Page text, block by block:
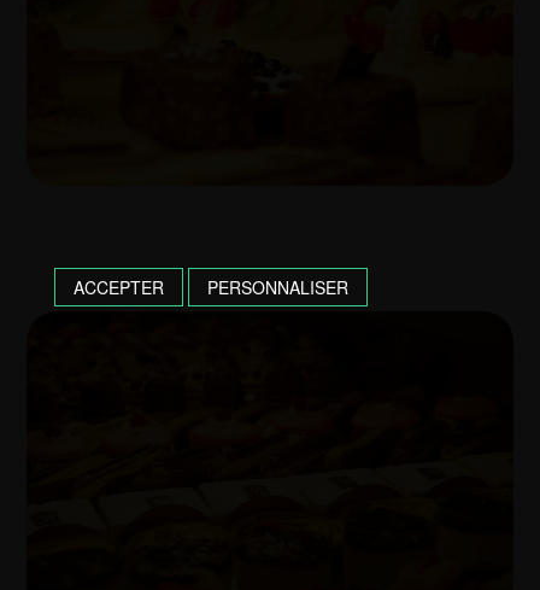
ACCEPTER PERSONNALISER